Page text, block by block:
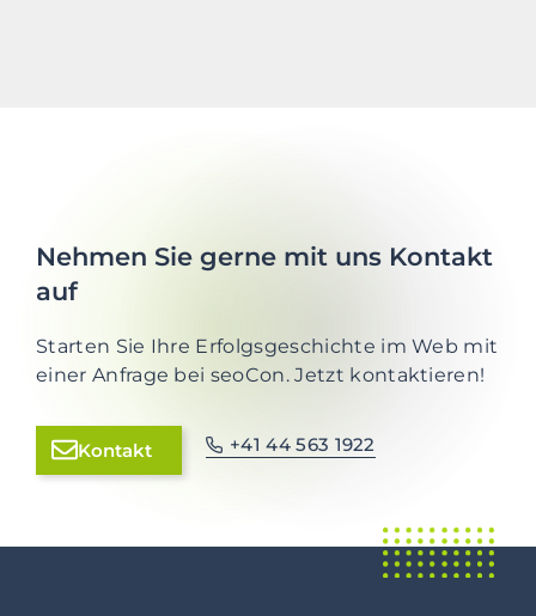
Nehmen Sie gerne mit uns Kontakt
auf
Starten Sie Ihre Erfolgsgeschichte im Web mit
einer Anfrage bei seoCon. Jetzt kontaktieren!
Kontakt +41 44 563 1922